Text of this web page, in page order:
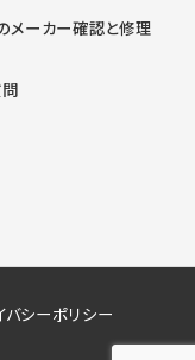
メーカー確認と修理
バシーポリシー